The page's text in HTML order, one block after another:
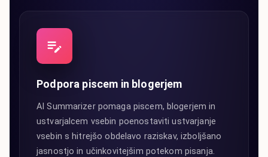
Podpora piscem in blogerjem
AI Summarizer pomaga piscem, blogerjem in
ustvarjalcem vsebin poenostaviti ustvarjanje
vsebin s hitrejšo obdelavo raziskav, izboljšano
jasnostjo in učinkovitejšim potekom pisanja.